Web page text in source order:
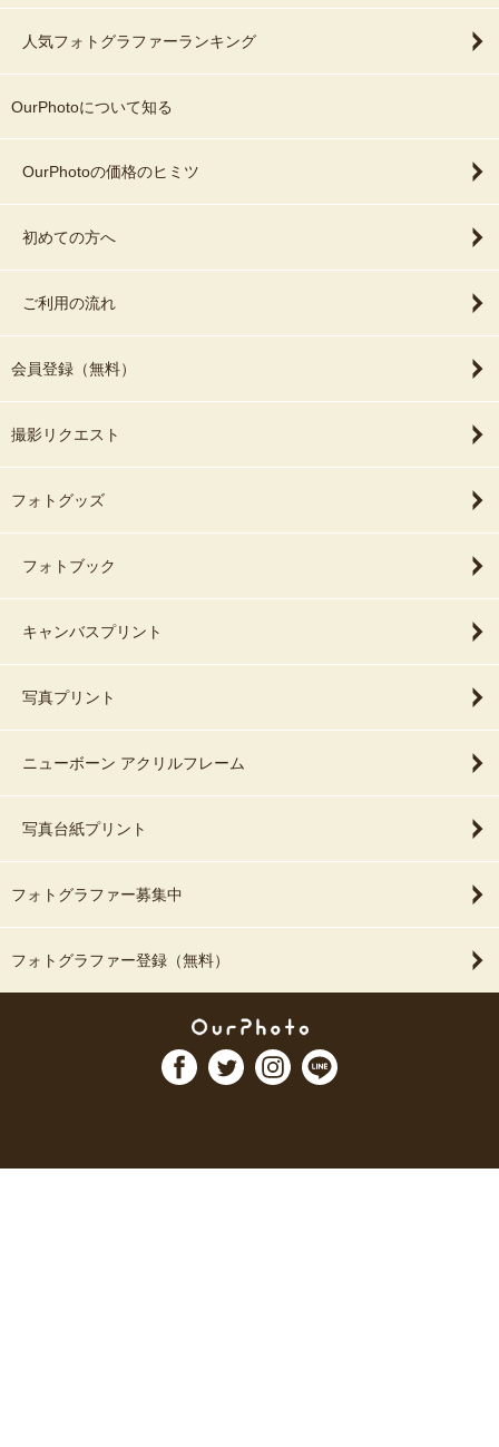
人気フォトグラファーランキング
OurPhotoについて知る
OurPhotoの価格のヒミツ
初めての方へ
ご利用の流れ
会員登録（無料）
撮影リクエスト
フォトグッズ
フォトブック
キャンバスプリント
写真プリント
ニューボーン アクリルフレーム
写真台紙プリント
フォトグラファー募集中
フォトグラファー登録（無料）